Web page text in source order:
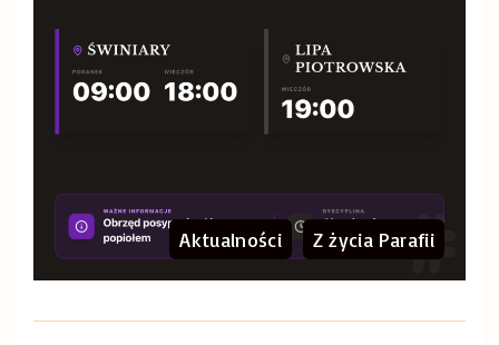
Aktualności Z życia Parafii